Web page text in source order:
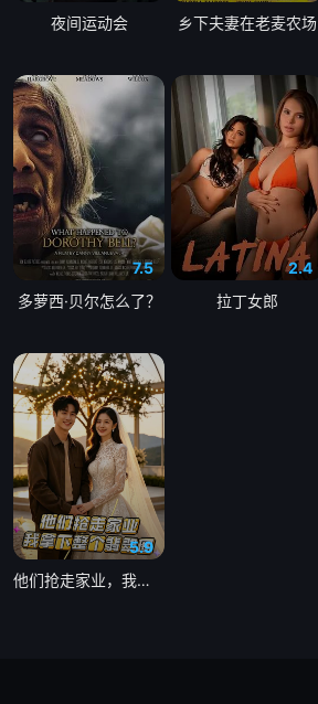
夜间运动会
乡下夫妻在老麦农场
7.5
多萝西·贝尔怎么了？
2.4
拉丁女郎
5.9
他们抢走家业，我拿下整个翡翠圈